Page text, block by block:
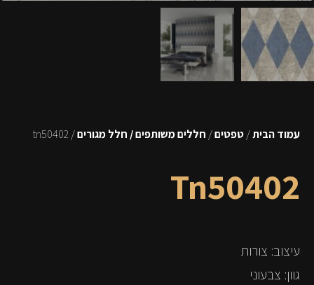
עמוד הבית/טפטים/חללים משותפים / חלל מגורים/ tn50402
Tn50402
עיצוב: צורות
גוון: צבעוני